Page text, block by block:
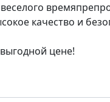
качество и
цене!